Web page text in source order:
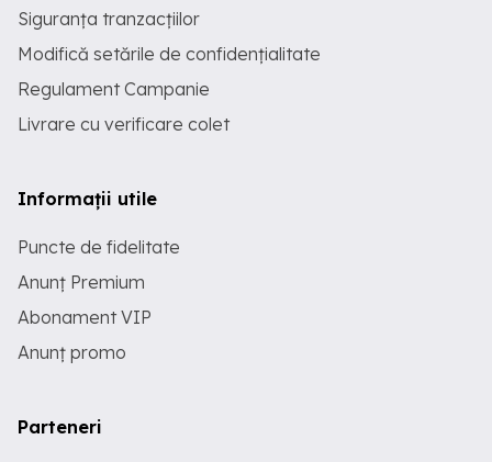
Siguranța tranzacțiilor
Modifică setările de confidențialitate
Regulament Campanie
Livrare cu verificare colet
Informații utile
Puncte de fidelitate
Anunț Premium
Abonament VIP
Anunț promo
Parteneri